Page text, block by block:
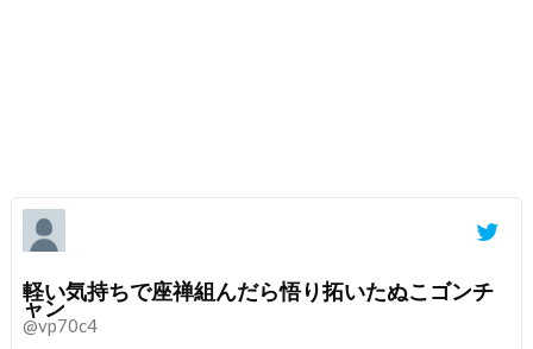
軽い気持ちで座禅組んだら悟り拓いたぬこゴンチ
ャン
@vp70c4